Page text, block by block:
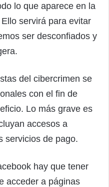
lo que aparece en la
servirá para evitar
ser desconfiados y
del cibercrimen se
con el fin de
Lo más grave es
accesos a
servicios de pago.
hay que tener
acceder a páginas